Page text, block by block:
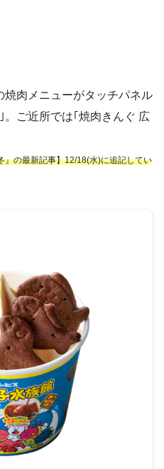
肉メニューがタッチパネル
ご近所では｢焼肉きんぐ 広
』の最新記事】12/18(水)に追記してい